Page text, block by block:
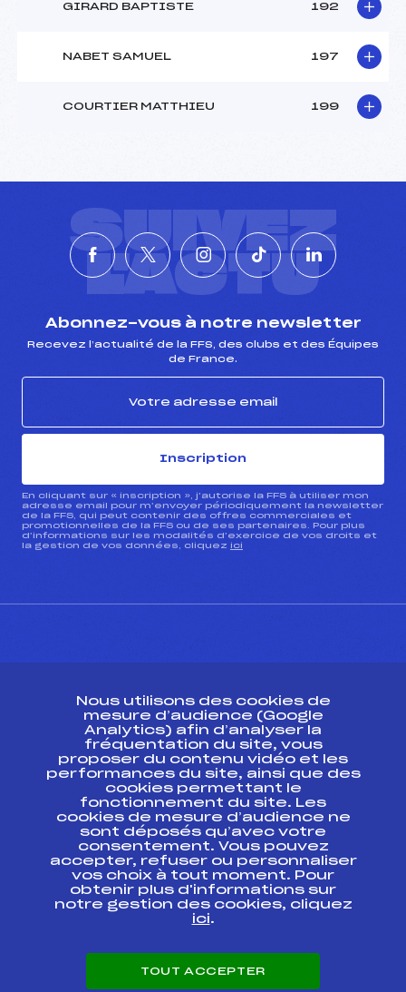
GIRARD BAPTISTE 192
NABET SAMUEL 197
COURTIER MATTHIEU 199
SUIVEZ
L'ACTU
Abonnez-vous à notre newsletter
Recevez l’actualité de la FFS, des clubs et des Équipes
de France.
Inscription
En cliquant sur « inscription », j’autorise la FFS à utiliser mon
adresse email pour m’envoyer périodiquement la newsletter
de la FFS, qui peut contenir des offres commerciales et
promotionnelles de la FFS ou de ses partenaires. Pour plus
d’informations sur les modalités d’exercice de vos droits et
la gestion de vos données, cliquez ici
Ressources
Pass’Neige
Projet sportif fédéral
Projet de performance fédéral
Antidopage
Pôle Développement, Formation, Suivi
Scientifique
Listes ministérielles
Pôle vie de l’athlète
Enseignement professionnel
Carrières
Nous utilisons des cookies de
mesure d’audience (Google
Analytics) afin d’analyser la
fréquentation du site, vous
proposer du contenu vidéo et les
performances du site, ainsi que des
cookies permettant le
fonctionnement du site. Les
cookies de mesure d’audience ne
sont déposés qu’avec votre
consentement. Vous pouvez
accepter, refuser ou personnaliser
vos choix à tout moment. Pour
obtenir plus d'informations sur
notre gestion des cookies, cliquez
ici.
TOUT ACCEPTER